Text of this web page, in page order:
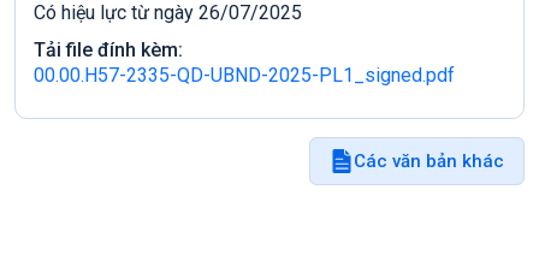
Có hiệu lực từ ngày 26/07/2025
Tải file đính kèm:
00.00.H57-2335-QD-UBND-2025-PL1_signed.pdf
Các văn bản khác